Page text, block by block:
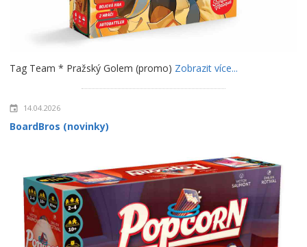
Tag Team * Pražský Golem (promo) Zobrazit více...
14.04.2026
BoardBros (novinky)